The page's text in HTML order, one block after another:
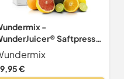
-
Saftpresse
Thermomix TM6, TM5,
€